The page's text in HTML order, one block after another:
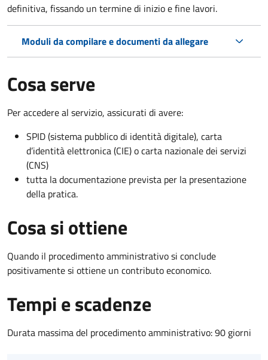
definitiva, fissando un termine di inizio e fine lavori.
Moduli da compilare e documenti da allegare
Cosa serve
Per accedere al servizio, assicurati di avere:
SPID (sistema pubblico di identità digitale), carta
d’identità elettronica (CIE) o carta nazionale dei servizi
(CNS)
tutta la documentazione prevista per la presentazione
della pratica.
Cosa si ottiene
Quando il procedimento amministrativo si conclude
positivamente si ottiene un contributo economico.
Tempi e scadenze
Durata massima del procedimento amministrativo: 90 giorni